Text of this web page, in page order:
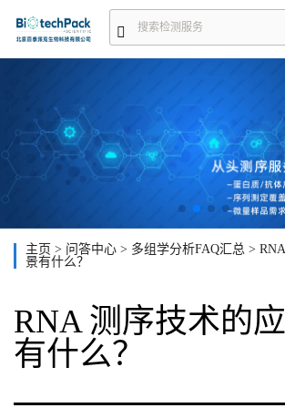
主页 > 问答中心 > 多组学分析FAQ汇总 >
景有什么？
RNA 测序技术的
有什么？